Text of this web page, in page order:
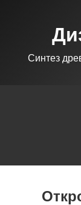
Синтез